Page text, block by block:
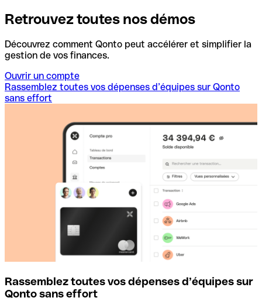
Retrouvez toutes nos démos
Découvrez comment Qonto peut accélérer et simplifier la
gestion de vos finances.
Ouvrir un compte
Rassemblez toutes vos dépenses d’équipes sur Qonto
sans effort
Rassemblez toutes vos dépenses d’équipes sur
Qonto sans effort